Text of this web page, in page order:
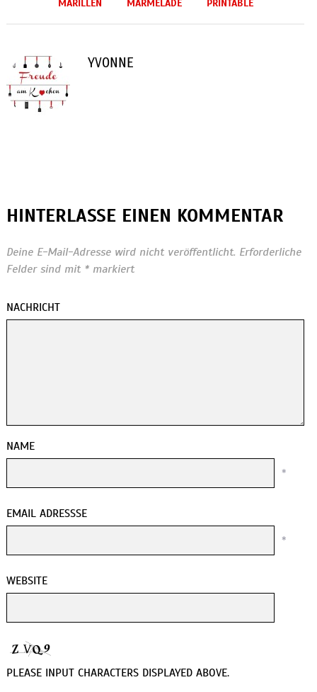
MARILLEN MARMELADE PRINTABLE
YVONNE
HINTERLASSE EINEN KOMMENTAR
Deine E-Mail-Adresse wird nicht veröffentlicht. Erforderliche
Felder sind mit *markiert
NACHRICHT
NAME
*
EMAIL ADRESSSE
*
WEBSITE
PLEASE INPUT CHARACTERS DISPLAYED ABOVE.